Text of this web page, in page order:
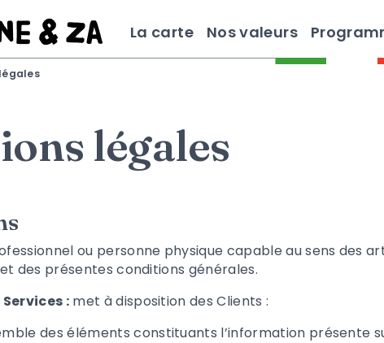
La carte Nos valeurs
légales
ou personne physique capable au sens des
des présentes conditions générales.
: met à disposition des Clients :
des éléments constituants l’information présente